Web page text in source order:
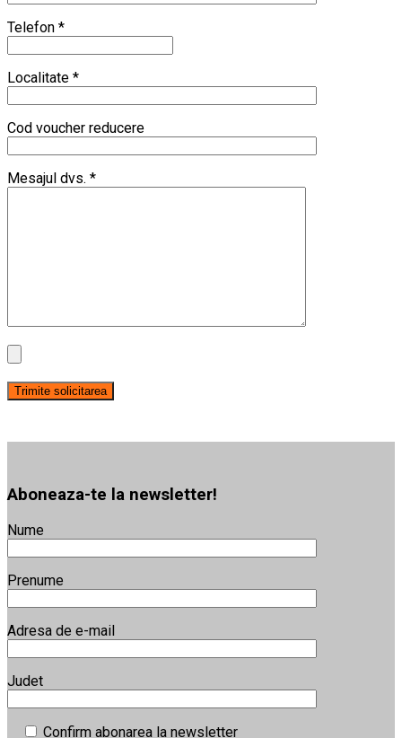
Telefon *
Localitate *
Cod voucher reducere
Mesajul dvs. *
Aboneaza-te la newsletter!
Nume
Prenume
Adresa de e-mail
Judet
Confirm abonarea la newsletter